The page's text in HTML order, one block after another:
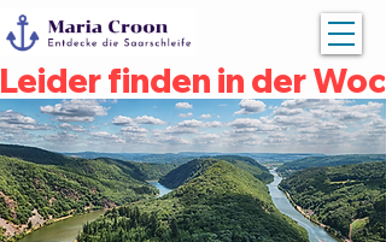
Leider finden in der